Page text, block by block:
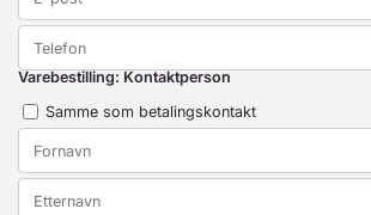
Varebestilling: Kontaktperson
Samme som betalingskontakt